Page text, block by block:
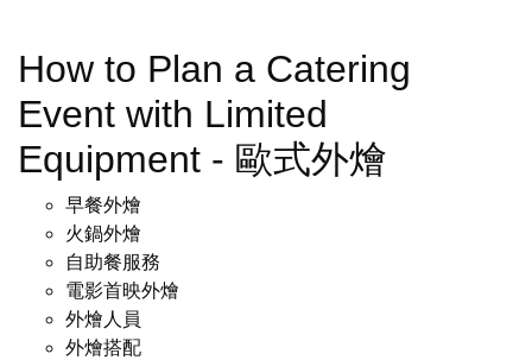
How to Plan a Catering
Event with Limited
Equipment - 歐式外燴
早餐外燴
火鍋外燴
自助餐服務
電影首映外燴
外燴人員
外燴搭配